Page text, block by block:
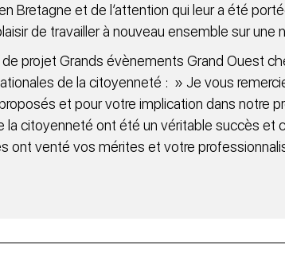
Bretagne et de l’attention qui leur a été
de travailler à nouveau ensemble sur une
projet Grands évènements Grand Ouest
de la citoyenneté : » Je vous
et pour votre implication dans notre
la citoyenneté ont été un véritable succès et
ont venté vos mérites et votre